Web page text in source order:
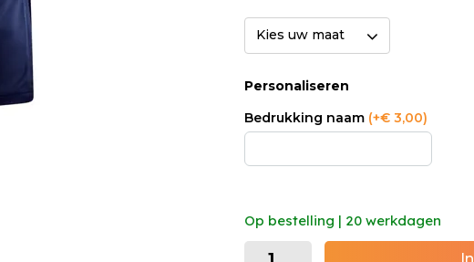
Kies uw maat
Personaliseren
Bedrukking naam (+€ 3,00)
Op bestelling | 20 werkdagen